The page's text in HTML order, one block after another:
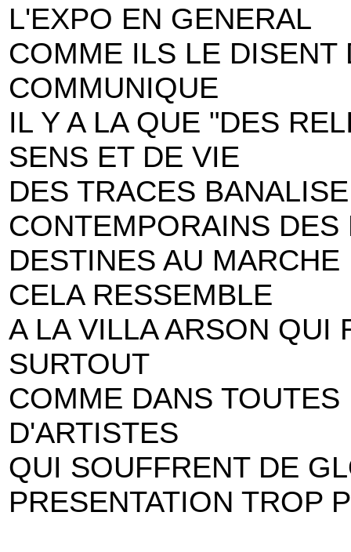
L'EXPO EN GENERAL
COMME ILS LE DISENT
COMMUNIQUE
IL Y A LA QUE "DES
SENS ET DE VIE
DES TRACES
CONTEMPORAINS
DESTINES AU
CELA RESSEMBLE
A LA VILLA ARSON QUI
SURTOUT
COMME DANS
D'ARTISTES
QUI SOUFFRENT DE
PRESENTATION TROP